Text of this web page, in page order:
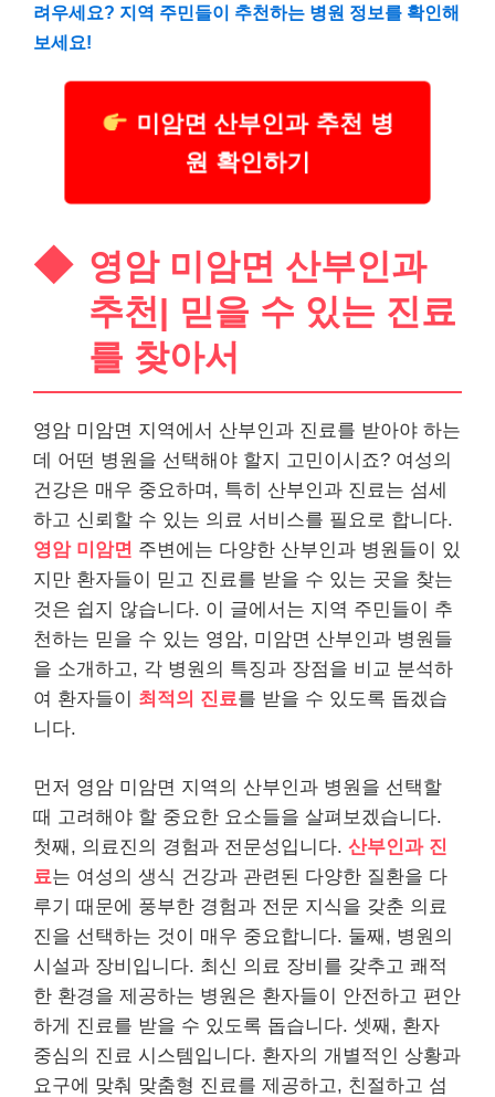
려우세요? 지역 주민들이 추천하는 병원 정보를 확인해
보세요!
미암면 산부인과 추천 병
원 확인하기
영암 미암면 산부인과
추천| 믿을 수 있는 진료
를 찾아서
영암 미암면 지역에서 산부인과 진료를 받아야 하는
데 어떤 병원을 선택해야 할지 고민이시죠? 여성의
건강은 매우 중요하며, 특히 산부인과 진료는 섬세
하고 신뢰할 수 있는 의료 서비스를 필요로 합니다.
영암 미암면 주변에는 다양한 산부인과 병원들이 있
지만 환자들이 믿고 진료를 받을 수 있는 곳을 찾는
것은 쉽지 않습니다. 이 글에서는 지역 주민들이 추
천하는 믿을 수 있는 영암, 미암면 산부인과 병원들
을 소개하고, 각 병원의 특징과 장점을 비교 분석하
여 환자들이 최적의 진료를 받을 수 있도록 돕겠습
니다.
먼저 영암 미암면 지역의 산부인과 병원을 선택할
때 고려해야 할 중요한 요소들을 살펴보겠습니다.
첫째, 의료진의 경험과 전문성입니다. 산부인과 진
료는 여성의 생식 건강과 관련된 다양한 질환을 다
루기 때문에 풍부한 경험과 전문 지식을 갖춘 의료
진을 선택하는 것이 매우 중요합니다. 둘째, 병원의
시설과 장비입니다. 최신 의료 장비를 갖추고 쾌적
한 환경을 제공하는 병원은 환자들이 안전하고 편안
하게 진료를 받을 수 있도록 돕습니다. 셋째, 환자
중심의 진료 시스템입니다. 환자의 개별적인 상황과
요구에 맞춰 맞춤형 진료를 제공하고, 친절하고 섬